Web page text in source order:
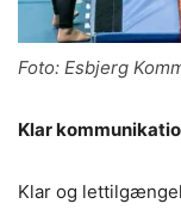
Foto: Esbjerg
Klar
Klar og